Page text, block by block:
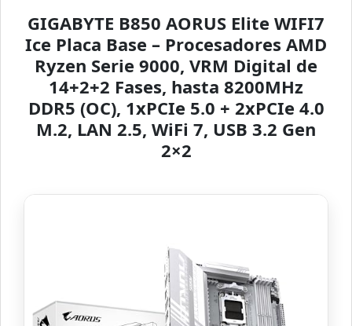
GIGABYTE B850 AORUS Elite WIFI7
Ice Placa Base – Procesadores AMD
Ryzen Serie 9000, VRM Digital de
14+2+2 Fases, hasta 8200MHz
DDR5 (OC), 1xPCIe 5.0 + 2xPCIe 4.0
M.2, LAN 2.5, WiFi 7, USB 3.2 Gen
2×2